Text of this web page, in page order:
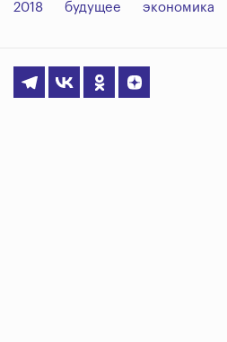
2018 будущее экономика